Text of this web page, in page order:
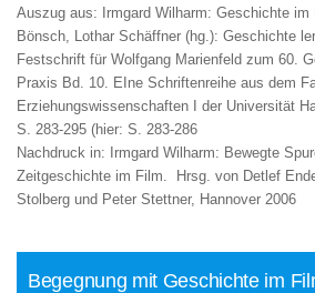
Auszug aus: Irmgard Wilharm: Geschichte
Bönsch, Lothar Schäffner (hg.): Geschichte
Festschrift für Wolfgang Marienfeld zum 60.
Praxis Bd. 10. EIne Schriftenreihe aus dem
Erziehungswissenschaften I der Universität
S. 283-295 (hier: S. 283-286
Nachdruck in: Irmgard Wilharm: Bewegte
Zeitgeschichte im Film. Hrsg. von Detlef
Stolberg und Peter Stettner, Hannover 2006
Begegnung mit Geschichte im